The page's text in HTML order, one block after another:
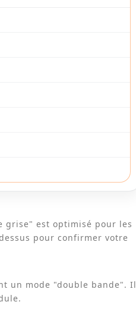
grise" est optimisé pour les
pour confirmer votre
un mode "double bande". Il